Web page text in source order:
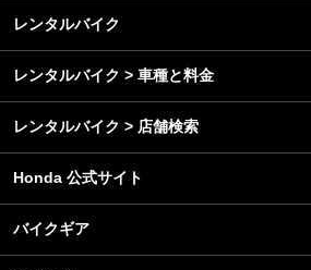
レンタルバイク
レンタルバイク > 車種と料金
レンタルバイク > 店舗検索
Honda 公式サイト
バイクギア